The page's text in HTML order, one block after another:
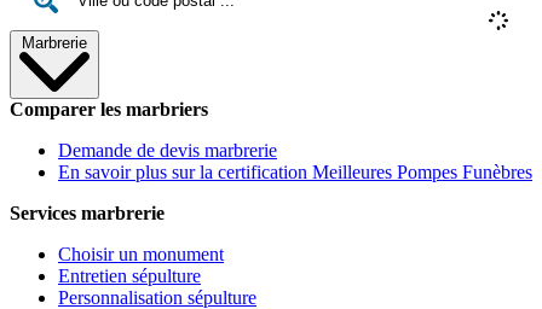
Marbrerie
Comparer les marbriers
Demande de devis marbrerie
En savoir plus sur la certification Meilleures Pompes Funèbres
Services marbrerie
Choisir un monument
Entretien sépulture
Personnalisation sépulture